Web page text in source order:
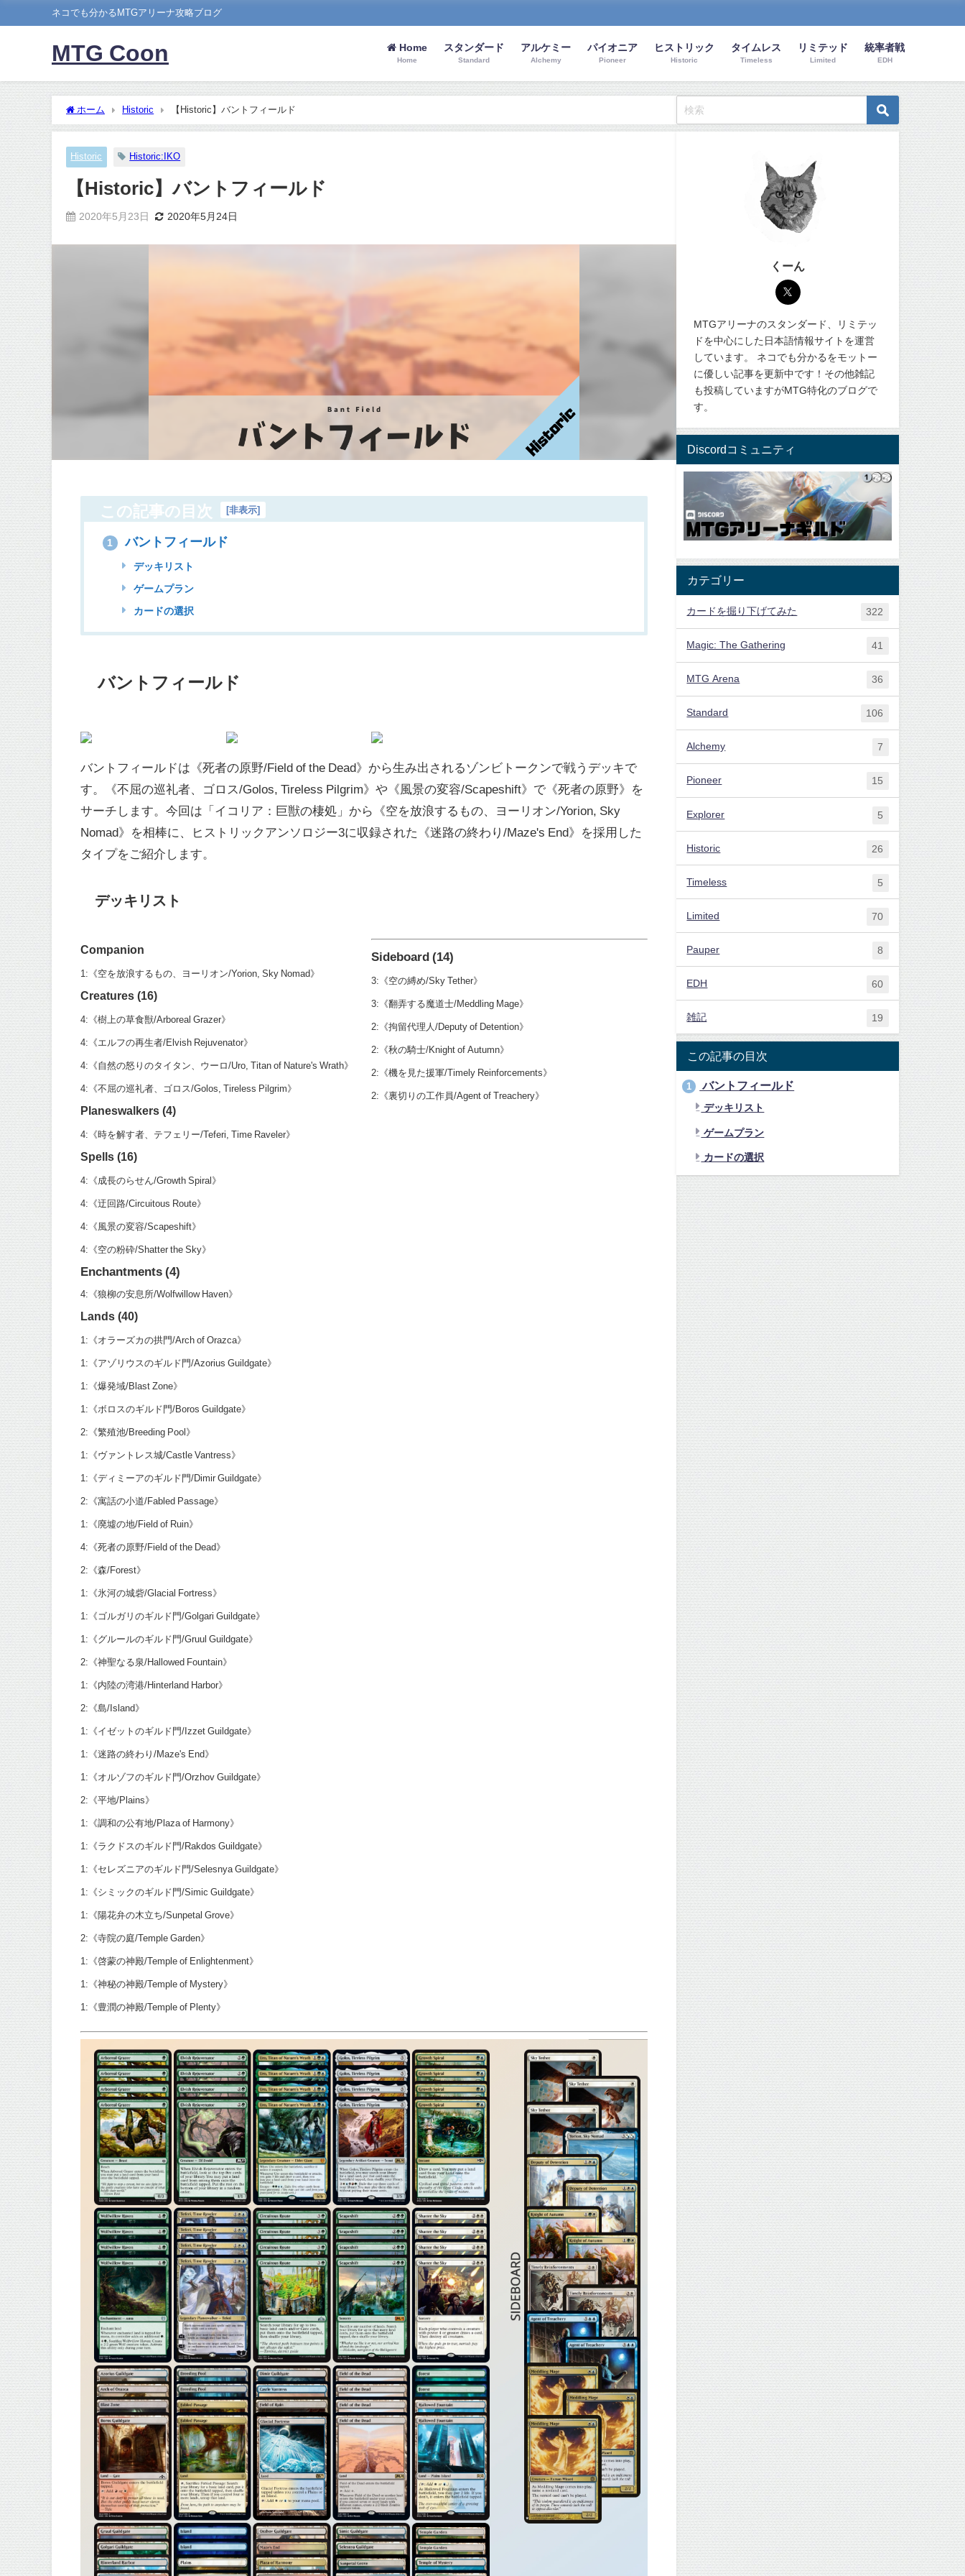
ネコでも分かるMTGアリーナ攻略ブログ
MTG Coon Home
Home
スタンダード
Standard
アルケミー
Alchemy
パイオニア
Pioneer
ヒストリック
Historic
タイムレス
Timeless
リミテッド
Limited
統率者戦
EDH
ホーム Historic 【Historic】バントフィールド
Historic Historic:IKO
【Historic】バントフィールド
2020年5月23日 2020年5月24日
この記事の目次 [非表示]
1 バントフィールド
デッキリスト
ゲームプラン
カードの選択
バントフィールド
バントフィールドは《死者の原野/Field of the Dead》から生み出されるゾンビトークンで戦うデッキで
す。《不屈の巡礼者、ゴロス/Golos, Tireless Pilgrim》や《風景の変容/Scapeshift》で《死者の原野》を
サーチします。今回は「イコリア：巨獣の棲処」から《空を放浪するもの、ヨーリオン/Yorion, Sky
Nomad》を相棒に、ヒストリックアンソロジー3に収録された《迷路の終わり/Maze's End》を採用した
タイプをご紹介します。
デッキリスト
Companion
1:《空を放浪するもの、ヨーリオン/Yorion, Sky Nomad》
Creatures (16)
4:《樹上の草食獣/Arboreal Grazer》
4:《エルフの再生者/Elvish Rejuvenator》
4:《自然の怒りのタイタン、ウーロ/Uro, Titan of Nature's Wrath》
4:《不屈の巡礼者、ゴロス/Golos, Tireless Pilgrim》
Planeswalkers (4)
4:《時を解す者、テフェリー/Teferi, Time Raveler》
Spells (16)
4:《成長のらせん/Growth Spiral》
4:《迂回路/Circuitous Route》
4:《風景の変容/Scapeshift》
4:《空の粉砕/Shatter the Sky》
Enchantments (4)
4:《狼柳の安息所/Wolfwillow Haven》
Lands (40)
1:《オラーズカの拱門/Arch of Orazca》
1:《アゾリウスのギルド門/Azorius Guildgate》
1:《爆発域/Blast Zone》
1:《ボロスのギルド門/Boros Guildgate》
2:《繁殖池/Breeding Pool》
1:《ヴァントレス城/Castle Vantress》
1:《ディミーアのギルド門/Dimir Guildgate》
2:《寓話の小道/Fabled Passage》
1:《廃墟の地/Field of Ruin》
4:《死者の原野/Field of the Dead》
2:《森/Forest》
1:《氷河の城砦/Glacial Fortress》
1:《ゴルガリのギルド門/Golgari Guildgate》
1:《グルールのギルド門/Gruul Guildgate》
2:《神聖なる泉/Hallowed Fountain》
1:《内陸の湾港/Hinterland Harbor》
2:《島/Island》
1:《イゼットのギルド門/Izzet Guildgate》
1:《迷路の終わり/Maze's End》
1:《オルゾフのギルド門/Orzhov Guildgate》
2:《平地/Plains》
1:《調和の公有地/Plaza of Harmony》
1:《ラクドスのギルド門/Rakdos Guildgate》
1:《セレズニアのギルド門/Selesnya Guildgate》
1:《シミックのギルド門/Simic Guildgate》
1:《陽花弁の木立ち/Sunpetal Grove》
2:《寺院の庭/Temple Garden》
1:《啓蒙の神殿/Temple of Enlightenment》
1:《神秘の神殿/Temple of Mystery》
1:《豊潤の神殿/Temple of Plenty》
Sideboard (14)
3:《空の縛め/Sky Tether》
3:《翻弄する魔道士/Meddling Mage》
2:《拘留代理人/Deputy of Detention》
2:《秋の騎士/Knight of Autumn》
2:《機を見た援軍/Timely Reinforcements》
2:《裏切りの工作員/Agent of Treachery》
くーん
MTGアリーナのスタンダード、リミテッ
ドを中心にした日本語情報サイトを運営
しています。 ネコでも分かるをモットー
に優しい記事を更新中です！その他雑記
も投稿していますがMTG特化のブログで
す。
Discordコミュニティ
カテゴリー
カードを掘り下げてみた 322
Magic: The Gathering 41
MTG Arena 36
Standard 106
Alchemy 7
Pioneer 15
Explorer 5
Historic 26
Timeless 5
Limited 70
Pauper 8
EDH 60
雑記 19
この記事の目次
1 バントフィールド
デッキリスト
ゲームプラン
カードの選択